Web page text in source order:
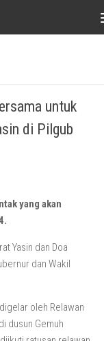
untuk
di Pilgub
yang akan
Yasin dan Doa
dan Wakil
oleh Relawan
dusun Gemuh